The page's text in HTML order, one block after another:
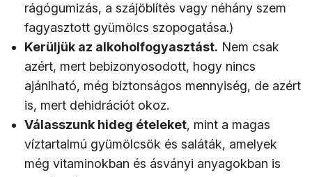
rágógumizás, a szájöblítés vagy néhány szem
fagyasztott gyümölcs szopogatása.)
Kerüljük az alkoholfogyasztást. Nem csak
azért, mert bebizonyosodott, hogy nincs
ajánlható, még biztonságos mennyiség, de azért
is, mert dehidrációt okoz.
Válasszunk hideg ételeket, mint a magas
víztartalmú gyümölcsök és saláták, amelyek
még vitaminokban és ásványi anyagokban is